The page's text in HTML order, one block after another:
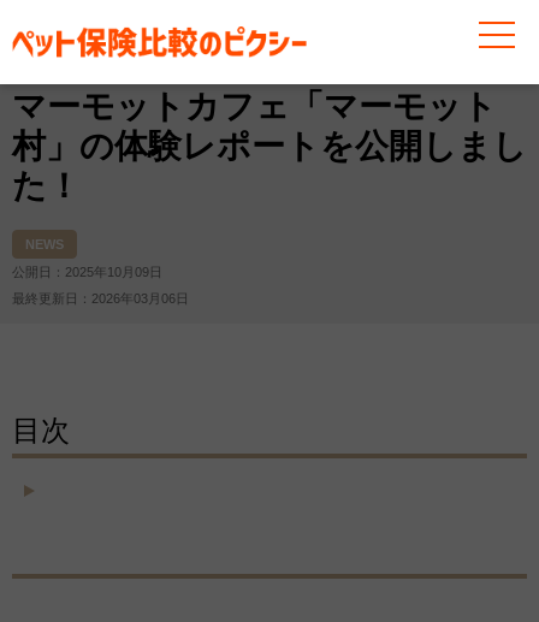
お役立ち情報 その他 お知らせ マーモッ
マーモットカフェ「マーモット
村」の体験レポートを公開しまし
た！
NEWS
公開日：2025年10月09日
最終更新日：2026年03月06日
目次